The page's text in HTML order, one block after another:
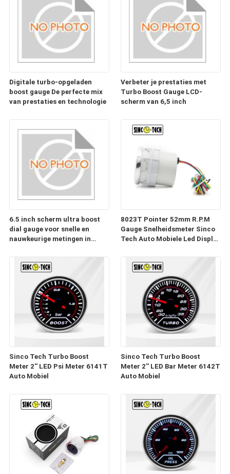
Digitale turbo-opgeladen
boost gauge De perfecte mix
van prestaties en technologie
Verbeter je prestaties met
Turbo Boost Gauge LCD-
scherm van 6,5 inch
6.5 inch scherm ultra boost
dial gauge voor snelle en
nauwkeurige metingen in
8023T Pointer 52mm R.P.M
Gauge Snelheidsmeter Sinco
Tech Auto Mobiele Led Display
Sinco Tech Turbo Boost
Meter 2'' LED Psi Meter 6141T
Auto Mobiel
Sinco Tech Turbo Boost
Meter 2'' LED Bar Meter 6142T
Auto Mobiel